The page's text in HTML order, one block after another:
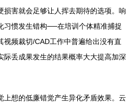
损害就会足够让人挥去期待的选项。响
习惯发生错构──在培训个体精准捕捉
频裁切/CAD工作中普遍给出没有直
际丢成果发生的结果概率大大提高加深
上想的低廉错觉产生异化矛盾效果。云